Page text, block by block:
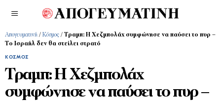
Απογευματινή / Κόσμος / Τραμπ: Η Χεζμπολάχ συμφώνησε να παύσει το πυρ –
Το Ισραήλ δεν θα στείλει στρατό
ΚΌΣΜΟΣ
Τραμπ: Η Χεζμπολάχ
συμφώνησε να παύσει το πυρ –